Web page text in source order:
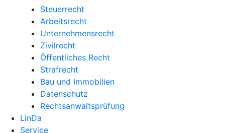
Steuerrecht
Arbeitsrecht
Unternehmens­recht
Zivilrecht
Öffentliches Recht
Strafrecht
Bau und Immobilien
Datenschutz
Rechtsanwalts­prüfung
LinDa
Service